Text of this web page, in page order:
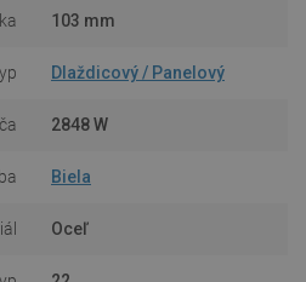
103 mm
Dlaždicový / Panelový
2848 W
Biela
Oceľ